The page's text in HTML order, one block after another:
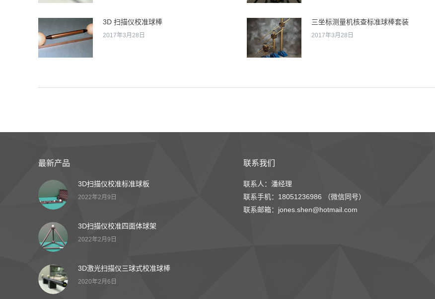
3D 扫描仪校准球棒
2017年3月28日
三坐标测量机核查标准球棒套装
2017年3月28日
最新产品
3D扫描仪校准标准球板
2022年2月9日
3D扫描仪校准四面体球架
2022年2月9日
3D激光扫描仪三球式校准球棒
2020年2月6日
联系我们
联系人：潘经理
联系手机：18051236986 （微信同号）
联系邮箱：jones.shen@hotmail.com